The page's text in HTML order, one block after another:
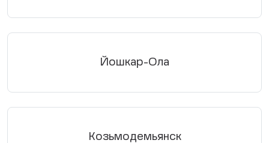
Йошкар-Ола
Козьмодемьянск